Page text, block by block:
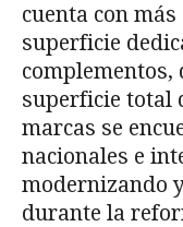
cuenta con
superficie
complementos,
superficie total
marcas se
nacionales e
modernizando
durante la